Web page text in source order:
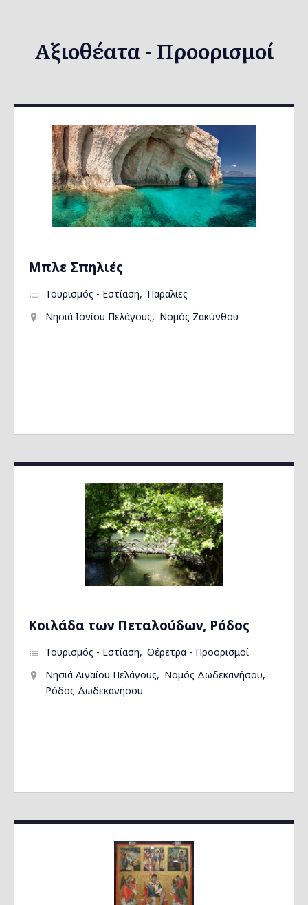
Αξιοθέατα - Προορισμοί
Μπλε Σπηλιές
Τουρισμός - Εστίαση
Παραλίες
Νησιά Ιονίου Πελάγους
Νομός Ζακύνθου
Kοιλάδα των Πεταλούδων, Ρόδος
Τουρισμός - Εστίαση
Θέρετρα - Προορισμοί
Νησιά Αιγαίου Πελάγους
Νομός Δωδεκανήσου
Ρόδος Δωδεκανήσου